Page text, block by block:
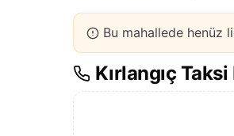
Bu mahallede henüz
Kırlangıç